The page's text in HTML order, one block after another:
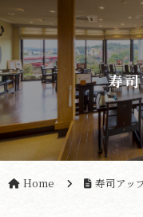
寿
Home 寿司アッ